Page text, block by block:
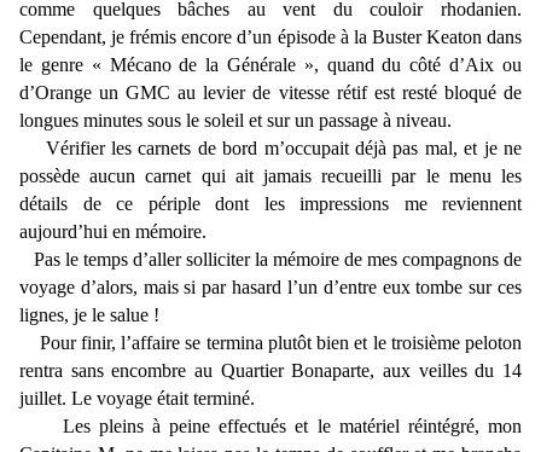
comme quelques bâches au vent du couloir rhodanien.
Cependant, je frémis encore d’un épisode à la Buster Keaton dans
le genre « Mécano de la Générale », quand du côté d’Aix ou
d’Orange un GMC au levier de vitesse rétif est resté bloqué de
longues minutes sous le soleil et sur un passage à niveau.
Vérifier les carnets de bord m’occupait déjà pas mal, et je ne
possède aucun carnet qui ait jamais recueilli par le menu les
détails de ce périple dont les impressions me reviennent
aujourd’hui en mémoire.
Pas le temps d’aller solliciter la mémoire de mes compagnons de
voyage d’alors, mais si par hasard l’un d’entre eux tombe sur ces
lignes, je le salue !
Pour finir, l’affaire se termina plutôt bien et le troisième peloton
rentra sans encombre au Quartier Bonaparte, aux veilles du 14
juillet. Le voyage était terminé.
Les pleins à peine effectués et le matériel réintégré, mon